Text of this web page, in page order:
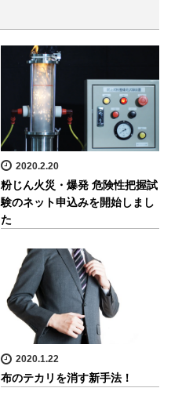
2020.2.20
粉じん火災・爆発 危険性把握試
験のネット申込みを開始しまし
た
2020.1.22
布のテカリを消す新手法！